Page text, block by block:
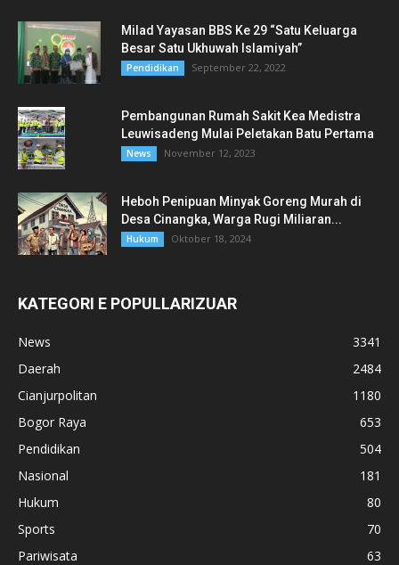
Milad Yayasan BBS Ke 29 “Satu Keluarga
Besar Satu Ukhuwah Islamiyah”
Pendidikan September 22, 2022
Pembangunan Rumah Sakit Kea Medistra
Leuwisadeng Mulai Peletakan Batu Pertama
News November 12, 2023
Heboh Penipuan Minyak Goreng Murah di
Desa Cinangka, Warga Rugi Miliaran...
Hukum Oktober 18, 2024
KATEGORI E POPULLARIZUAR
News
3341
Daerah
2484
Cianjurpolitan
1180
Bogor Raya
653
Pendidikan
504
Nasional
181
Hukum
80
Sports
70
Pariwisata
63